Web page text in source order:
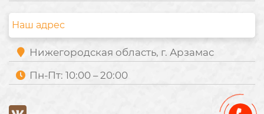
Наш адрес
Нижегородская область, г. Арзамас
Пн-Пт: 10:00 – 20:00